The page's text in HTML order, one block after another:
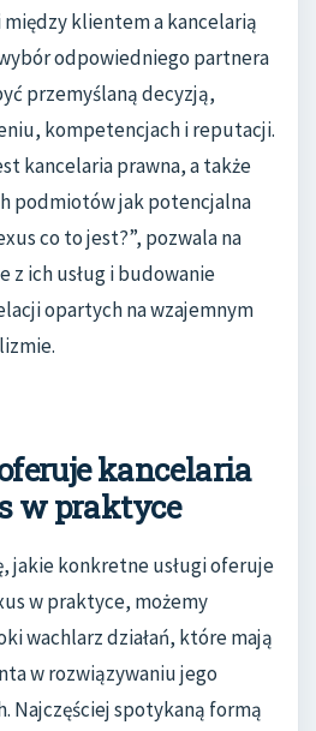
klientem a kancelarią
odpowiedniego partnera
przemyślaną decyzją,
kompetencjach i reputacji.
kancelaria prawna, a także
podmiotów jak potencjalna
co to jest?”, pozwala na
z ich usług i budowanie
opartych na wzajemnym
kancelaria
w praktyce
jakie konkretne usługi oferuje
w praktyce, możemy
wachlarz działań, które mają
w rozwiązywaniu jego
Najczęściej spotykaną formą